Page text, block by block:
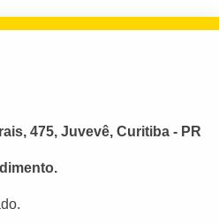
475, Juvevê, Curitiba - PR